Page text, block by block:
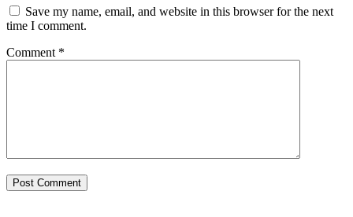
Save my name, email, and website in this browser for the next
time I comment.
Comment *